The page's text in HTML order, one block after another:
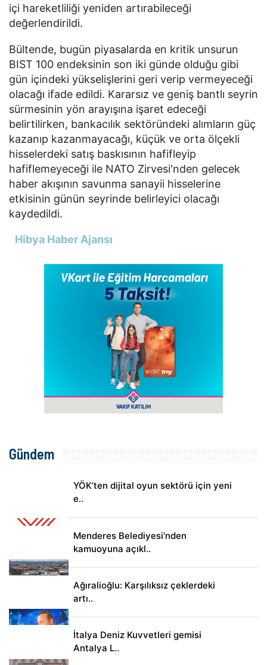
içi hareketliliği yeniden artırabileceği
değerlendirildi.
Bültende, bugün piyasalarda en kritik unsurun
BIST 100 endeksinin son iki günde olduğu gibi
gün içindeki yükselişlerini geri verip vermeyeceği
olacağı ifade edildi. Kararsız ve geniş bantlı seyrin
sürmesinin yön arayışına işaret edeceği
belirtilirken, bankacılık sektöründeki alımların güç
kazanıp kazanmayacağı, küçük ve orta ölçekli
hisselerdeki satış baskısının hafifleyip
hafiflemeyeceği ile NATO Zirvesi'nden gelecek
haber akışının savunma sanayii hisselerine
etkisinin günün seyrinde belirleyici olacağı
kaydedildi.
Hibya Haber Ajansı
Gündem
YÖK’ten dijital oyun sektörü için yeni
e..
Menderes Belediyesi'nden
kamuoyuna açıkl..
Ağıralioğlu: Karşılıksız çeklerdeki
artı..
İtalya Deniz Kuvvetleri gemisi
Antalya L..